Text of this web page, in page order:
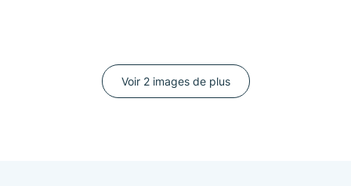
Voir 2 images de plus